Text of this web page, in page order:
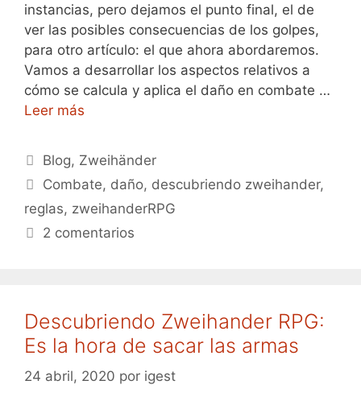
instancias, pero dejamos el punto final, el de
ver las posibles consecuencias de los golpes,
para otro artículo: el que ahora abordaremos.
Vamos a desarrollar los aspectos relativos a
cómo se calcula y aplica el daño en combate …
Leer más
Categorías
Blog, Zweihänder
Etiquetas
Combate, daño, descubriendo zweihander,
reglas, zweihanderRPG
2 comentarios
Descubriendo Zweihander RPG:
Es la hora de sacar las armas
24 abril, 2020 por igest